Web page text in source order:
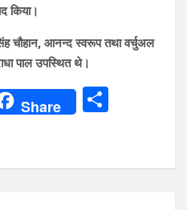
किया।
चौहान, आनन्द स्वरूप तथा वर्चुअल
पाल उपस्थित थे।
Share
e